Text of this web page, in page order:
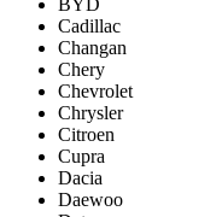
BYD
Cadillac
Changan
Chery
Chevrolet
Chrysler
Citroen
Cupra
Dacia
Daewoo